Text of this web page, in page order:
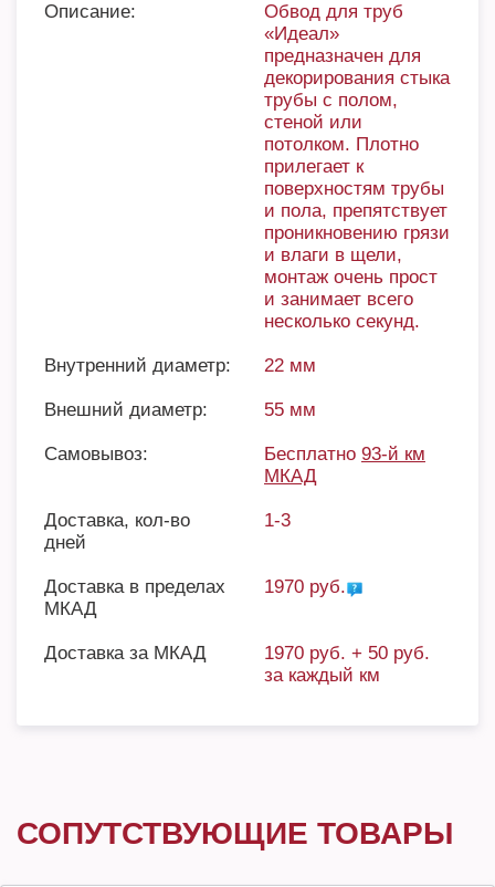
Описание:
Обвод для труб
«Идеал»
предназначен для
декорирования стыка
трубы с полом,
стеной или
потолком. Плотно
прилегает к
поверхностям трубы
и пола, препятствует
проникновению грязи
и влаги в щели,
монтаж очень прост
и занимает всего
несколько секунд.
Внутренний диаметр: 22 мм
Внешний диаметр: 55 мм
Самовывоз: Бесплатно 93-й км
МКАД
Доставка, кол-во
дней
1-3
Доставка в пределах
МКАД
1970 руб.
Доставка за МКАД
1970 руб. + 50 руб.
за каждый км
СОПУТСТВУЮЩИЕ ТОВАРЫ